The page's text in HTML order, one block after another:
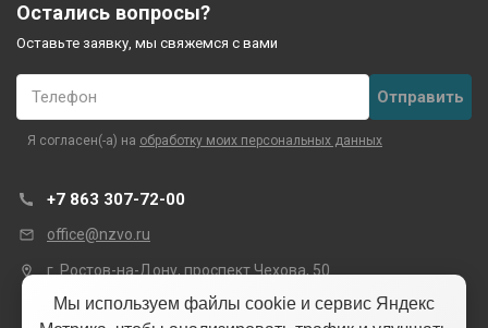
+7 863 307-72-00
office@nzvo.ru
г. Ростов-на-Дону, проспект Чехова, 50
Остались вопросы?
Оставьте заявку, мы свяжемся с вами
Телефон
Я согласен(-а) на обработку моих персональных данных
Мы используем файлы cookie и сервис Яндекс